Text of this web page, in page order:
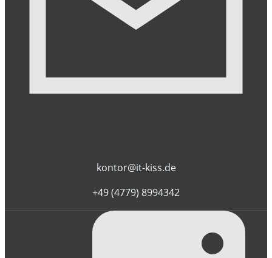
kontor@it-kiss.de
+49 (4779) 8994342